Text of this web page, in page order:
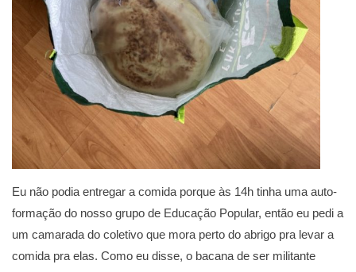
Eu não podia entregar a comida porque às 14h tinha uma auto-
formação do nosso grupo de Educação Popular, então eu pedi a
um camarada do coletivo que mora perto do abrigo pra levar a
comida pra elas. Como eu disse, o bacana de ser militante